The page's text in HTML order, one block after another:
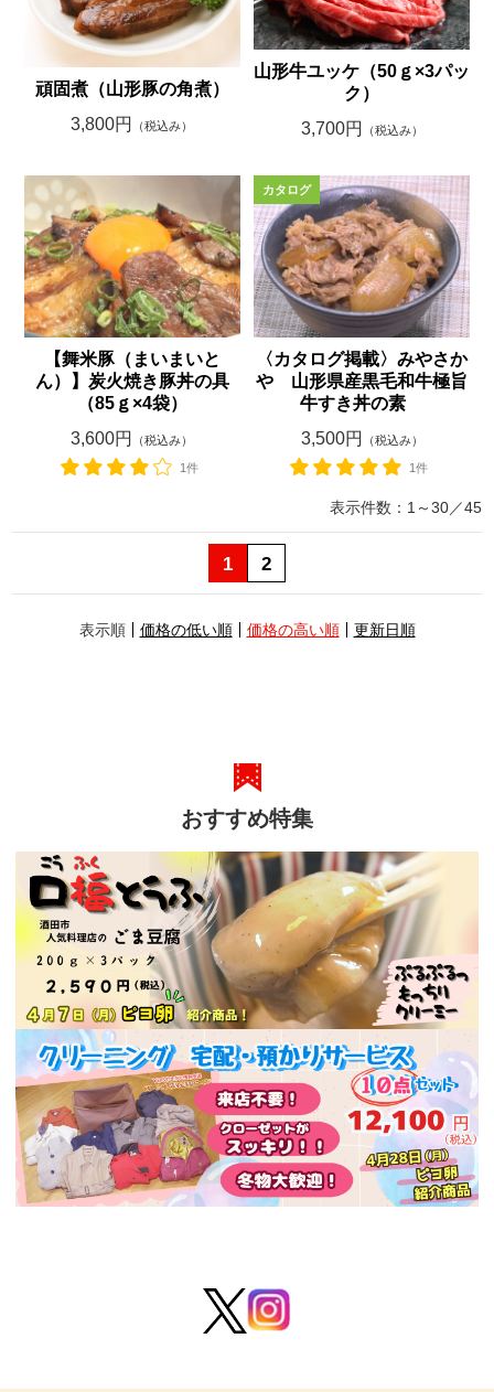
頑固煮（山形豚の角煮）
3,800円
（税込み）
山形牛ユッケ（50ｇ×3パッ
ク）
3,700円
（税込み）
【舞米豚（まいまいと
ん）】炭火焼き豚丼の具
（85ｇ×4袋）
3,600円
（税込み）
1件
〈カタログ掲載〉みやさか
や 山形県産黒毛和牛極旨
牛すき丼の素
3,500円
（税込み）
1件
表示件数： 1～30／45
1 2
E
表示順 価格の低い順 価格の高い順 更新日順
おすすめ特集